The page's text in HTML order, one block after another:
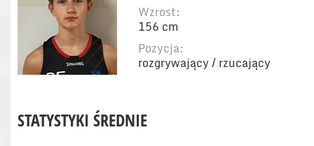
Wzrost:
156 cm
Pozycja:
rozgrywający / rzucający
STATYSTYKI ŚREDNIE